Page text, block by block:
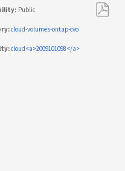
Public
cloud-volumes-ontap-cvo
cloud<a>2009101098</a>